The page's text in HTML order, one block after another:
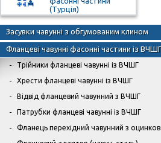
(Турція)
Засувки чавунні з обгумованим клином
Фланцеві чавунні фасонні частини із ВЧШГ
Трійники фланцеві чавунні із ВЧШГ
Хрести фланцеві чавунні із ВЧШГ
Відвід фланцевий чавунний з ВЧШГ
Патрубки фланцеві чавунні із ВЧШГ
Фланець перехідний чавунний з